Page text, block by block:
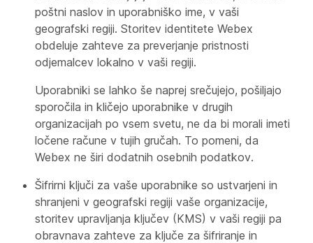
poštni naslov in uporabniško ime, v vaši
geografski regiji. Storitev identitete Webex
obdeluje zahteve za preverjanje pristnosti
odjemalcev lokalno v vaši regiji.
Uporabniki se lahko še naprej srečujejo, pošiljajo
sporočila in kličejo uporabnike v drugih
organizacijah po vsem svetu, ne da bi morali imeti
ločene račune v tujih gručah. To pomeni, da
Webex ne širi dodatnih osebnih podatkov.
Šifrirni ključi za vaše uporabnike so ustvarjeni in
shranjeni v geografski regiji vaše organizacije,
storitev upravljanja ključev (KMS) v vaši regiji pa
obravnava zahteve za ključe za šifriranje in